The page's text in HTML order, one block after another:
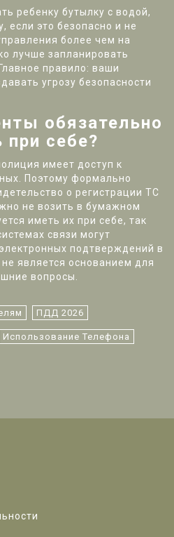
ребенку бутылку с водой,
если это безопасно и не
более чем на
лучше запланировать
правило: ваши
угрозу безопасности
обязательно
себе?
имеет доступ к
Поэтому формально
о регистрации ТС
не возить в бумажном
иметь их при себе, так
связи могут
подтверждений в
является основанием для
вопросы.
ПДД 2026
Использование Телефона